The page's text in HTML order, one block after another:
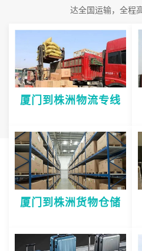
达全国运输，全程
厦门到株洲物流专线
厦门到株洲货物仓储